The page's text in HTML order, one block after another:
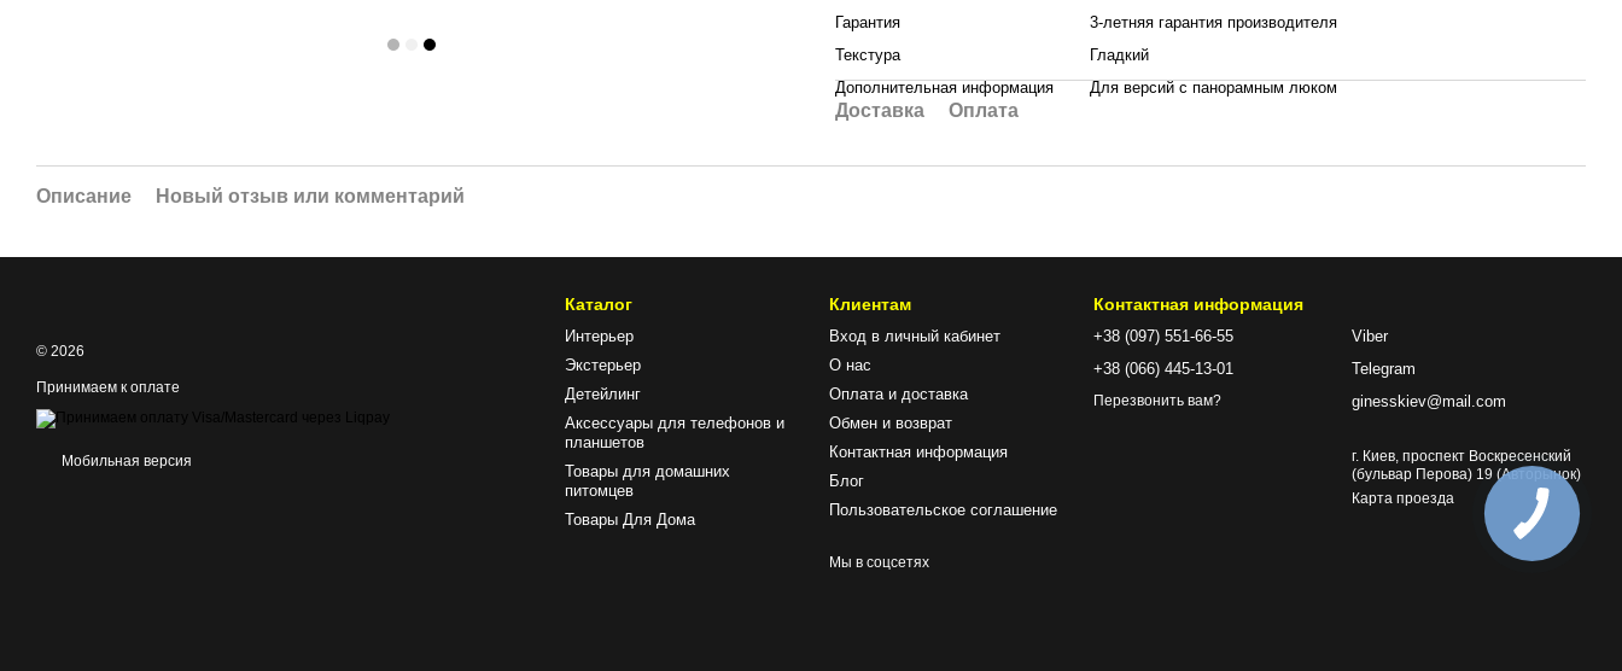
Гарантия
3-летняя гарантия производителя
Текстура
Гладкий
Дополнительная информация
Для версий с панорамным люком
Доставка Оплата
Описание Новый отзыв или комментарий
© 2026
Принимаем к оплате
Мобильная версия
Каталог
Интерьер
Экстерьер
Детейлинг
Аксессуары для телефонов и
планшетов
Товары для домашних
питомцев
Товары Для Дома
Клиентам
Вход в личный кабинет
О нас
Оплата и доставка
Обмен и возврат
Контактная информация
Блог
Пользовательское соглашение
Мы в соцсетях
Контактная информация
+38 (097) 551-66-55
+38 (066) 445-13-01
Перезвонить вам?
Viber
Telegram
ginesskiev@mail.com
г. Киев, проспект Воскресенский
(бульвар Перова) 19 (Авторынок)
Карта проезда